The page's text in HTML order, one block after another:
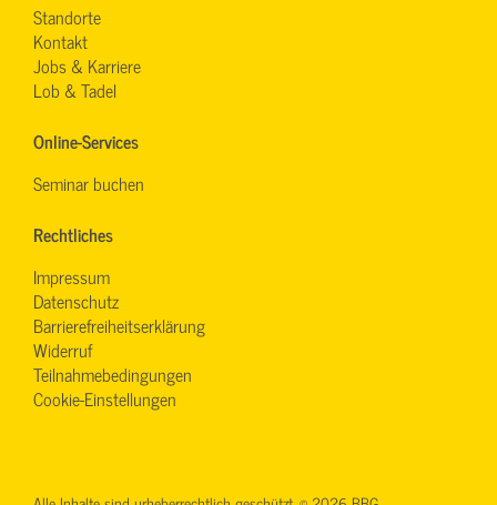
Standorte
Kontakt
Jobs & Karriere
Lob & Tadel
Online-Services
Seminar buchen
Rechtliches
Impressum
Datenschutz
Barrierefreiheitserklärung
Widerruf
Teilnahmebedingungen
Cookie-Einstellungen